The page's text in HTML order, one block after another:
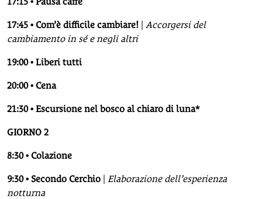
17:45 • Com’è difficile cambiare! | Accorgersi del
cambiamento in sé e negli altri
19:00• Liberi tutti
20:00• Cena
21:30 • Escursione nel bosco al chiaro di luna*
GIORNO 2
8:30 • Colazione
9:30 • Secondo Cerchio | Elaborazione dell’esperienza
notturna